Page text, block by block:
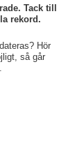
Tack till
rekord.
Hör
så går